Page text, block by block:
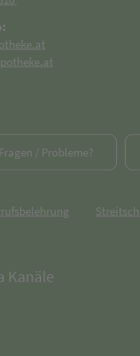
Fragen / Probleme?
Kanäle